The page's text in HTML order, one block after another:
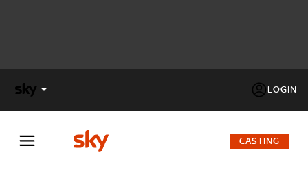
LOGIN
FACTOR
CASTING